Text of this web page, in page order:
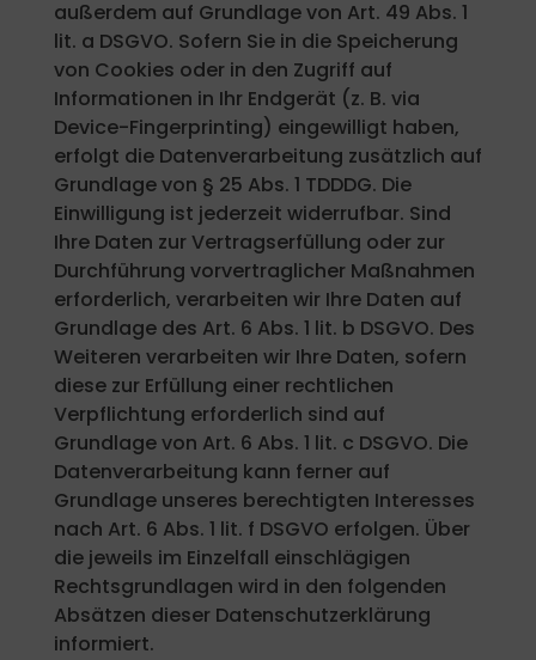
außerdem auf Grundlage von Art. 49 Abs. 1
lit. a DSGVO. Sofern Sie in die Speicherung
von Cookies oder in den Zugriff auf
Informationen in Ihr Endgerät (z. B. via
Device-Fingerprinting) eingewilligt haben,
erfolgt die Datenverarbeitung zusätzlich auf
Grundlage von § 25 Abs. 1 TDDDG. Die
Einwilligung ist jederzeit widerrufbar. Sind
Ihre Daten zur Vertragserfüllung oder zur
Durchführung vorvertraglicher Maßnahmen
erforderlich, verarbeiten wir Ihre Daten auf
Grundlage des Art. 6 Abs. 1 lit. b DSGVO. Des
Weiteren verarbeiten wir Ihre Daten, sofern
diese zur Erfüllung einer rechtlichen
Verpflichtung erforderlich sind auf
Grundlage von Art. 6 Abs. 1 lit. c DSGVO. Die
Datenverarbeitung kann ferner auf
Grundlage unseres berechtigten Interesses
nach Art. 6 Abs. 1 lit. f DSGVO erfolgen. Über
die jeweils im Einzelfall einschlägigen
Rechtsgrundlagen wird in den folgenden
Absätzen dieser Datenschutzerklärung
informiert.